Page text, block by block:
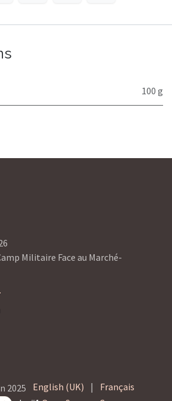
100 g
Militaire Face au Marché-
2025 English (UK) |
Français